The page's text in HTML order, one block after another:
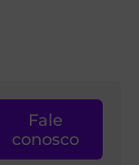
Fale
conosco